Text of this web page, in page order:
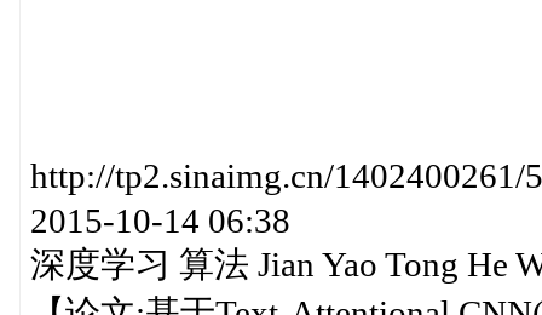
http://tp2.sinaimg.cn/
2015-10-14 06:38
深度学习 算法 Jian Yao Tong He